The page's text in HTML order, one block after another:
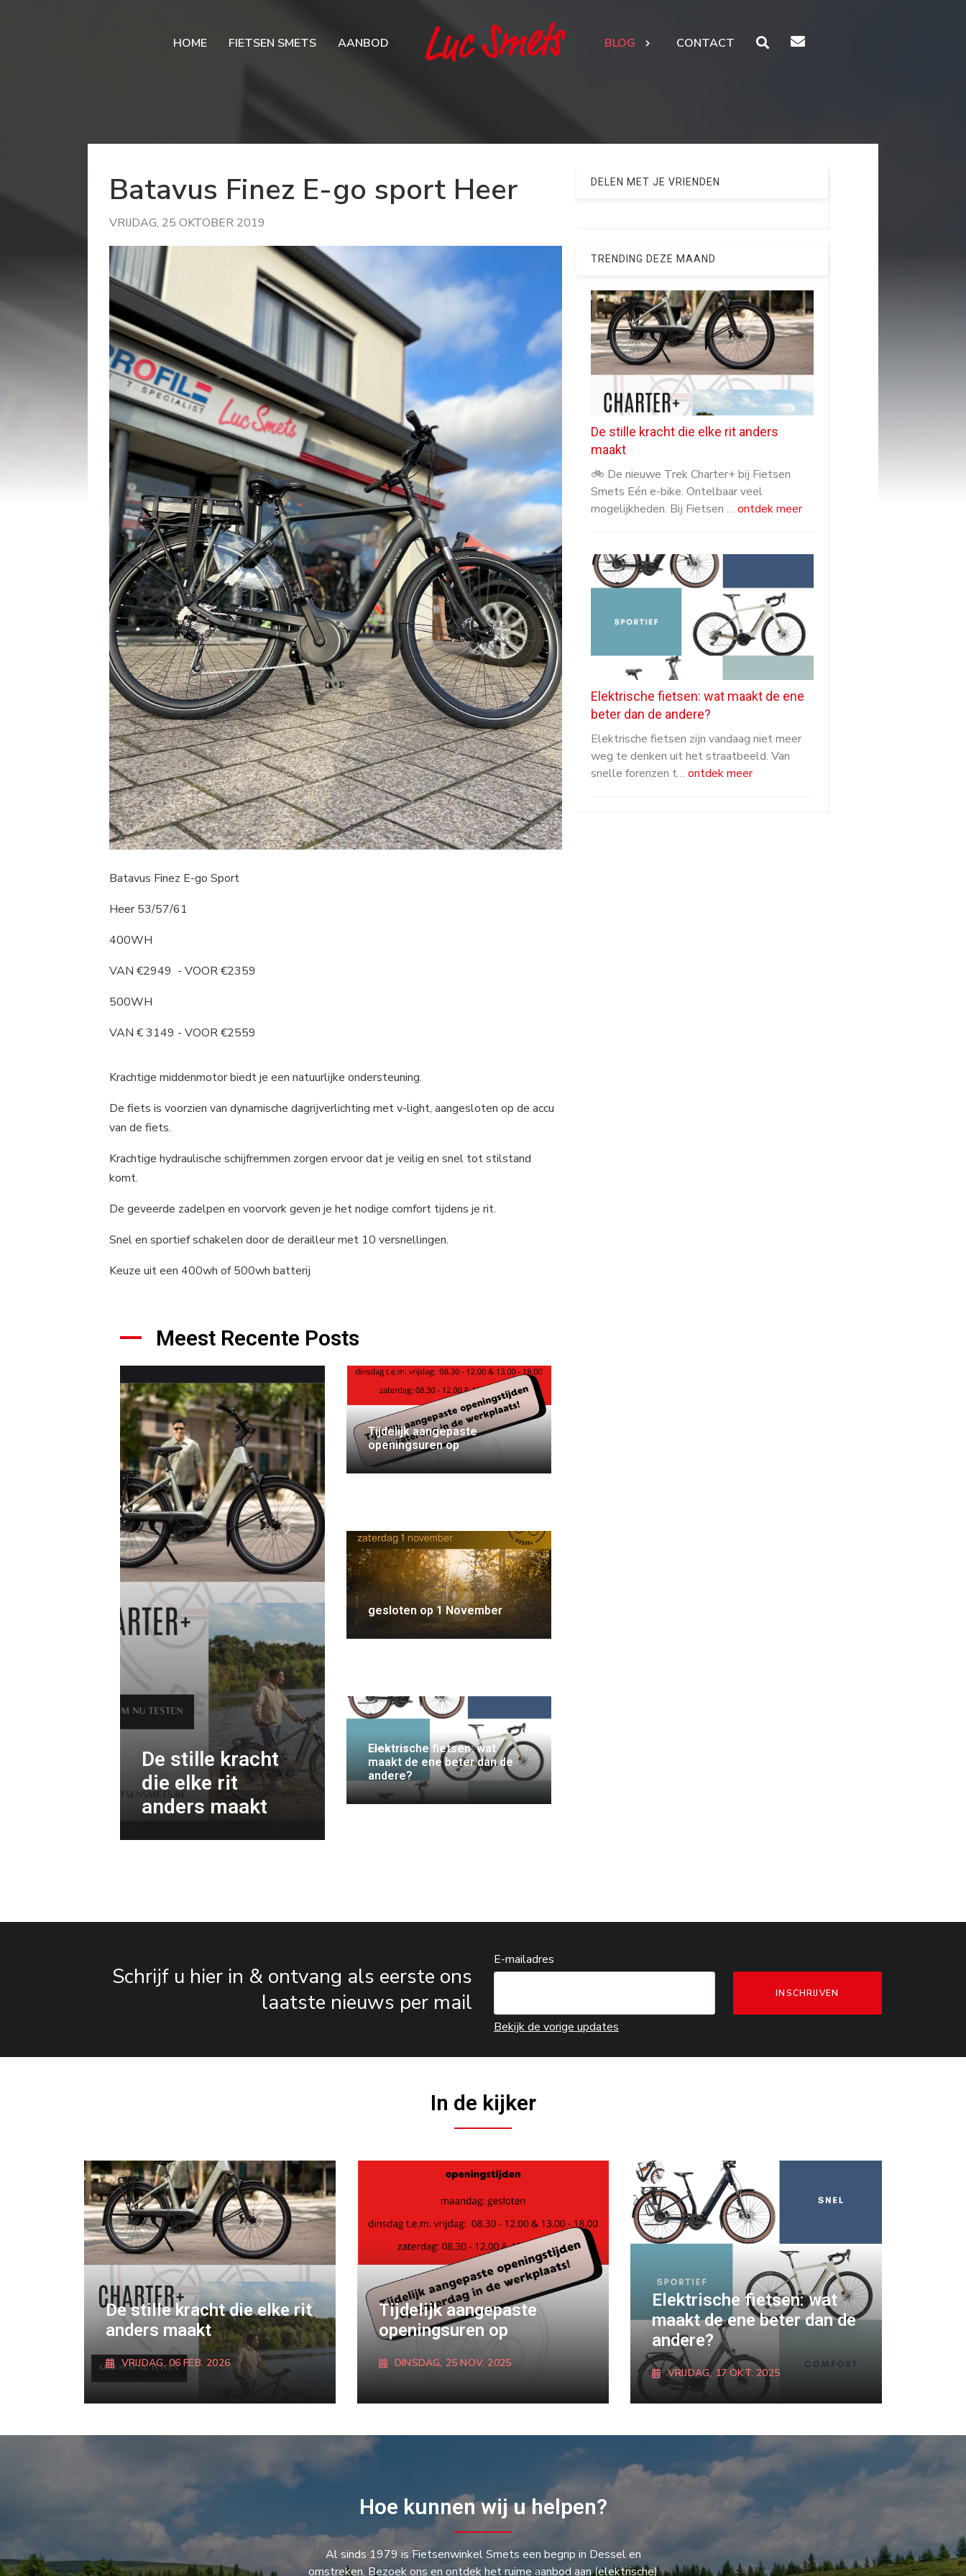
HOME FIETSEN SMETS AANBOD BLOG CONTACT
Batavus Finez E-go sport Heer
VRIJDAG, 25 OKTOBER 2019
Batavus Finez E-go Sport
Heer 53/57/61
400WH
VAN €2949 - VOOR €2359
500WH
VAN € 3149 - VOOR €2559
Krachtige middenmotor biedt je een natuurlijke ondersteuning.
De fiets is voorzien van dynamische dagrijverlichting met v-light, aangesloten op de accu
van de fiets.
Krachtige hydraulische schijfremmen zorgen ervoor dat je veilig en snel tot stilstand
komt.
De geveerde zadelpen en voorvork geven je het nodige comfort tijdens je rit.
Snel en sportief schakelen door de derailleur met 10 versnellingen.
Keuze uit een 400wh of 500wh batterij
Meest Recente Posts
De stille kracht
die elke rit
anders maakt
Tijdelijk aangepaste
openingsuren op
gesloten op 1 November
Elektrische fietsen: wat
maakt de ene beter dan de
andere?
DELEN MET JE VRIENDEN
TRENDING DEZE MAAND
De stille kracht die elke rit anders
maakt
🚲 De nieuwe Trek Charter+ bij Fietsen
Smets Eén e-bike. Ontelbaar veel
mogelijkheden. Bij Fietsen … ontdek meer
Elektrische fietsen: wat maakt de ene
beter dan de andere?
Elektrische fietsen zijn vandaag niet meer
weg te denken uit het straatbeeld. Van
snelle forenzen t… ontdek meer
Schrijf u hier in & ontvang als eerste ons
laatste nieuws per mail
E-mailadres
Bekijk de vorige updates
In de kijker
De stille kracht die elke rit
anders maakt
VRIJDAG, 06 FEB. 2026
Tijdelijk aangepaste
openingsuren op
DINSDAG, 25 NOV. 2025
Elektrische fietsen: wat
maakt de ene beter dan de
andere?
VRIJDAG, 17 OKT. 2025
Hoe kunnen wij u helpen?
Al sinds 1979 is Fietsenwinkel Smets een begrip in Dessel en
omstreken. Bezoek ons en ontdek het ruime aanbod aan (elektrische)